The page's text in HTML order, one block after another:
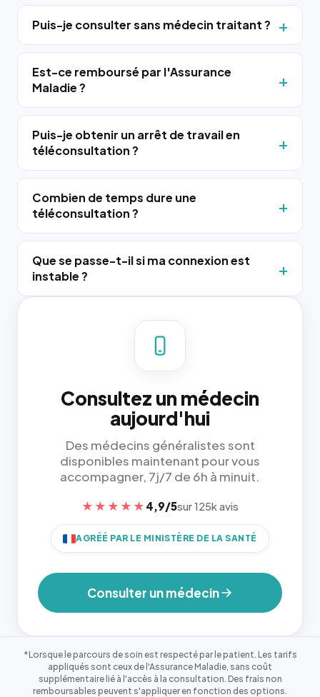
Puis-je consulter sans médecin traitant ?
Est-ce remboursé par l'Assurance
Maladie ?
Puis-je obtenir un arrêt de travail en
téléconsultation ?
Combien de temps dure une
téléconsultation ?
Que se passe-t-il si ma connexion est
instable ?
Consultez un médecin
aujourd'hui
Des médecins généralistes sont
disponibles maintenant pour vous
accompagner, 7j/7 de 6h à minuit.
★★★★★ 4,9/5sur 125k avis
AGRÉÉ PAR LE MINISTÈRE DE LA SANTÉ
Consulter un médecin
*Lorsque le parcours de soin est respecté par le patient. Les tarifs
appliqués sont ceux de l'Assurance Maladie, sans coût
supplémentaire lié à l'accès à la consultation. Des frais non
remboursables peuvent s'appliquer en fonction des options.